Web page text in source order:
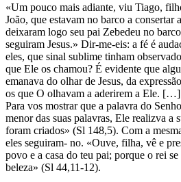
«Um pouco mais adiante, viu Tiago,
João, que estavam no barco a consertar
deixaram logo seu pai Zebedeu no
seguiram Jesus.» Dir-me-eis: a fé é
eles, que sinal sublime tinham
que Ele os chamou? É evidente que
emanava do olhar de Jesus, da
os que O olhavam a aderirem a Ele.
Para vos mostrar que a palavra do
menor das suas palavras, Ele realizva a
foram criados» (Sl 148,5). Com a
eles seguiram- no. «Ouve, filha, vê e
povo e a casa do teu pai; porque o rei
beleza» (Sl 44,11-12).